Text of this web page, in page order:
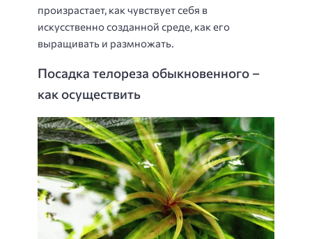
произрастает, как чувствует себя в
искусственно созданной среде, как его
выращивать и размножать.
Посадка телореза обыкновенного –
как осуществить